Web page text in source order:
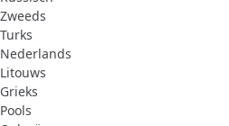
Zweeds
Turks
Nederlands
Litouws
Grieks
Pools